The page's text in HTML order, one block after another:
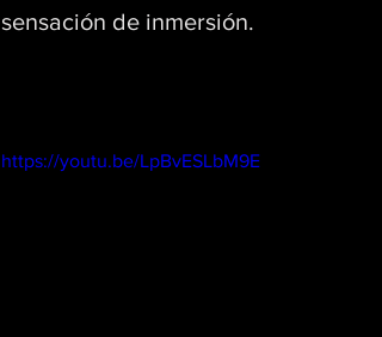
sensación de inmersión.
https://youtu.be/LpBvESLbM9E